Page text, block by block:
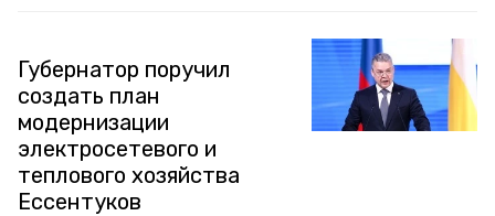
Губернатор поручил
создать план
модернизации
электросетевого и
теплового хозяйства
Ессентуков